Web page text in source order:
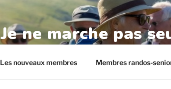
Je ne marche pas
Les nouveaux membres Membres randos-